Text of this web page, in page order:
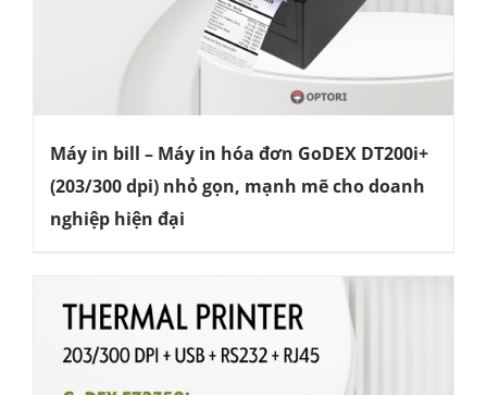
Máy in bill – Máy in hóa đơn GoDEX DT200i+
(203/300 dpi) nhỏ gọn, mạnh mẽ cho doanh
nghiệp hiện đại